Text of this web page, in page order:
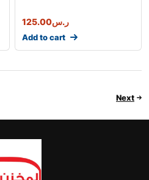
ر.س125.00
Add to cart
Next